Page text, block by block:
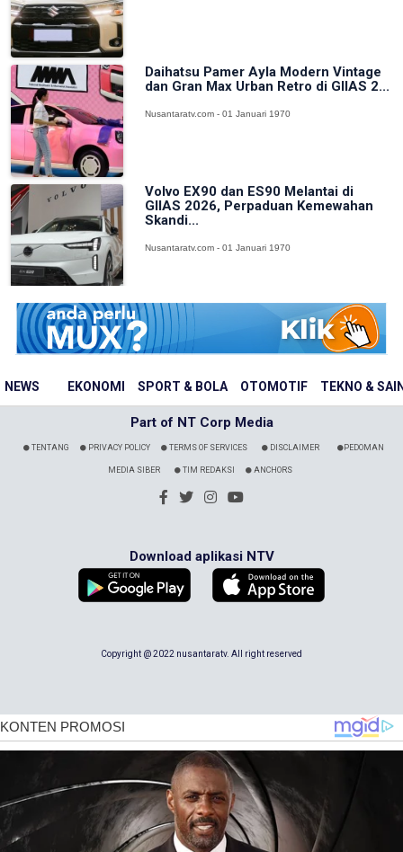
NEWS EKONOMI SPORT & BOLA OTOMOTIF TEKNO &
Daihatsu Pamer Ayla Modern Vintage
dan Gran Max Urban Retro di GIIAS 2...
Nusantaratv.com - 01 Januari 1970
Volvo EX90 dan ES90 Melantai di
GIIAS 2026, Perpaduan Kemewahan
Skandi...
Nusantaratv.com - 01 Januari 1970
Part of NT Corp Media
TENTANG PRIVACY POLICY TERMS OF SERVICES DISCLAIMER PEDOMAN
MEDIA SIBER TIM REDAKSI ANCHORS
Download aplikasi NTV
Copyright @ 2022 nusantaratv. All right reserved